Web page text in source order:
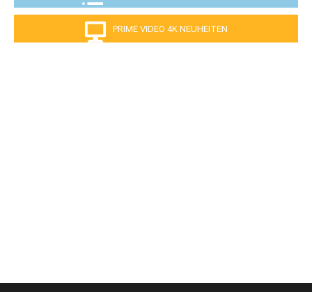
PRIME VIDEO 4K NEUHEITEN